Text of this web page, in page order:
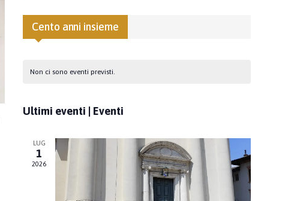
Cento anni insieme
Non ci sono eventi previsti.
Ultimi eventi | Eventi
LUG
1
2026